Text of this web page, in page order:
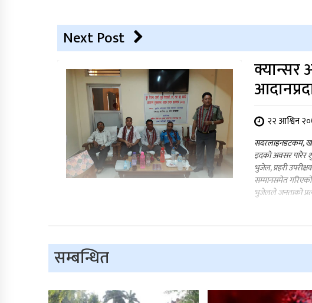
Next Post
क्यान्सर
२२ आश्विन
सदरलाइनडटकम,
इदको अवसर पारेर
भुजेल, प्रहरी
सम्मानसमेत गरिएको
भुजेलले जनताको
सम्बन्धित